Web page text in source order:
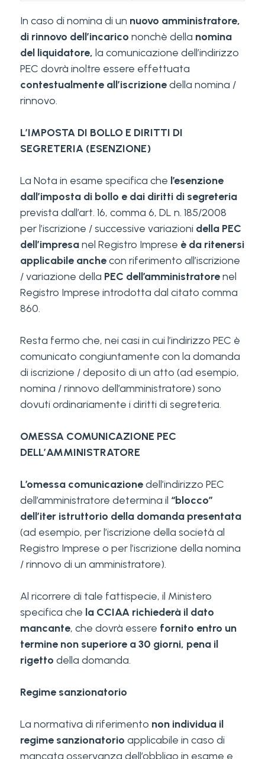
In caso di nomina di un nuovo amministratore,
di rinnovo dell’incarico nonchè della nomina
del liquidatore, la comunicazione dell’indirizzo
PEC dovrà inoltre essere effettuata
contestualmente all’iscrizionedella nomina /
rinnovo.
L’IMPOSTA DI BOLLO E DIRITTI DI
SEGRETERIA (ESENZIONE)
La Nota in esame specifica che l’esenzione
dall’imposta di bollo e dai diritti di segreteria
prevista dall’art. 16, comma 6, DL n. 185/2008
per l’iscrizione / successive variazioni della PEC
dell’impresanel Registro Imprese è da ritenersi
applicabile anchecon riferimento all’iscrizione
/ variazione della PEC dell’amministratorenel
Registro Imprese introdotta dal citato comma
860.
Resta fermo che, nei casi in cui l’indirizzo PEC è
comunicato congiuntamente con la domanda
di iscrizione / deposito di un atto (ad esempio,
nomina / rinnovo dell’amministratore) sono
dovuti ordinariamente i diritti di segreteria.
OMESSA COMUNICAZIONE PEC
DELL’AMMINISTRATORE
L’omessa comunicazionedell’indirizzo PEC
dell’amministratore determina il “blocco”
dell’iter istruttorio della domanda presentata
(ad esempio, per l’iscrizione della società al
Registro Imprese o per l’iscrizione della nomina
/ rinnovo di un amministratore).
Al ricorrere di tale fattispecie, il Ministero
specifica che la CCIAA richiederà il dato
mancante, che dovrà essere fornito entro un
termine non superiore a 30 giorni, pena il
rigetto della domanda.
Regime sanzionatorio
La normativa di riferimento non individua il
regime sanzionatorio applicabile in caso di
mancata osservanza dell’obbligo in esame e